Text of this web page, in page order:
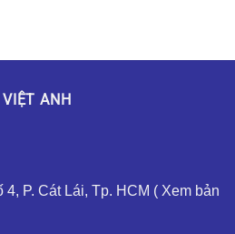
ANH
4, P. Cát Lái, Tp. HCM ( Xem bản